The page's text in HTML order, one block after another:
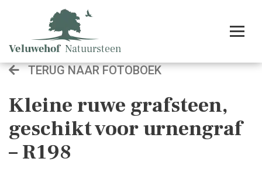
TERUG NAAR FOTOBOEK
Kleine ruwe grafsteen,
geschikt voor urnengraf
– R198